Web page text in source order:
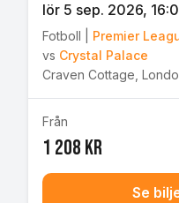
lör 5 sep. 2026,
Fotboll
Premier
vs Crystal Palace
Craven Cottage
Från
1 208 kr
Se